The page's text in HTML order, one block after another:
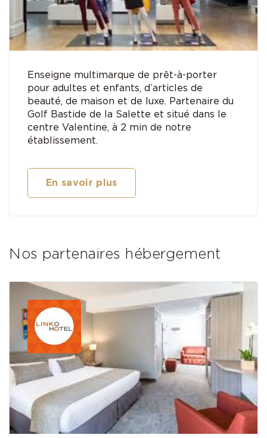
Enseigne multimarque de prêt-à-porter
pour adultes et enfants, d’articles de
beauté, de maison et de luxe. Partenaire du
Golf Bastide de la Salette et situé dans le
centre Valentine, à 2 min de notre
établissement.
En savoir plus
Nos partenaires hébergement